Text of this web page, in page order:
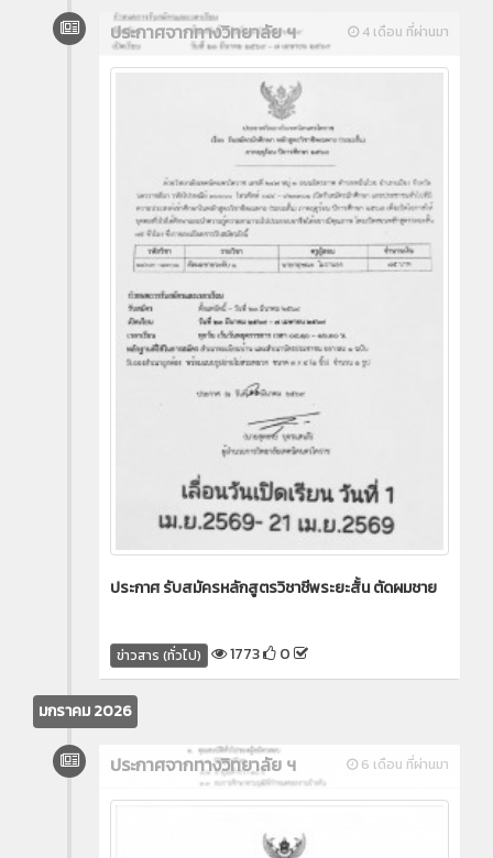
4 เดือน ที่ผ่านมา
ประกาศจากทางวิทยาลัย ฯ
ประกาศ รับสมัครหลักสูตรวิชาชีพระยะสั้น ตัดผมชาย
ข่าวสาร (ทั่วไป) 1773 0
มกราคม 2026
6 เดือน ที่ผ่านมา
ประกาศจากทางวิทยาลัย ฯ